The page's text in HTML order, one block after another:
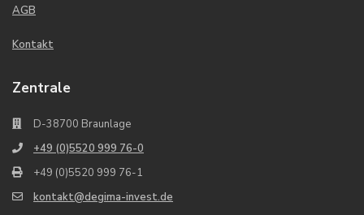
AGB
Kontakt
Zentrale
D-38700 Braunlage
+49 (0)5520 999 76-0
+49 (0)5520 999 76-1
kontakt@degima-invest.de